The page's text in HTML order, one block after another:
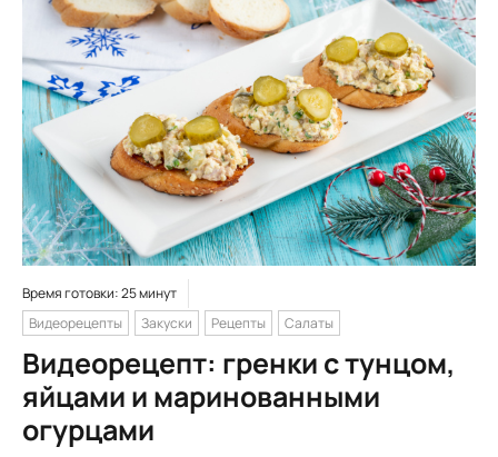
Время готовки: 25 минут
Видеорецепты
Закуски Рецепты Салаты
Видеорецепт: гренки с тунцом,
яйцами и маринованными
огурцами